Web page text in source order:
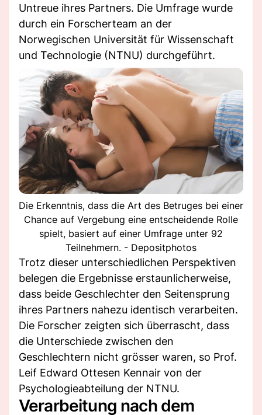
Untreue ihres Partners. Die Umfrage wurde
durch ein Forscherteam an der
Norwegischen Universität für Wissenschaft
und Technologie (NTNU) durchgeführt.
Die Erkenntnis, dass die Art des Betruges bei einer
Chance auf Vergebung eine entscheidende Rolle
spielt, basiert auf einer Umfrage unter 92
Teilnehmern. - Depositphotos
Trotz dieser unterschiedlichen Perspektiven
belegen die Ergebnisse erstaunlicherweise,
dass beide Geschlechter den Seitensprung
ihres Partners nahezu identisch verarbeiten.
Die Forscher zeigten sich überrascht, dass
die Unterschiede zwischen den
Geschlechtern nicht grösser waren, so Prof.
Leif Edward Ottesen Kennair von der
Psychologieabteilung der NTNU.
Verarbeitung nach dem